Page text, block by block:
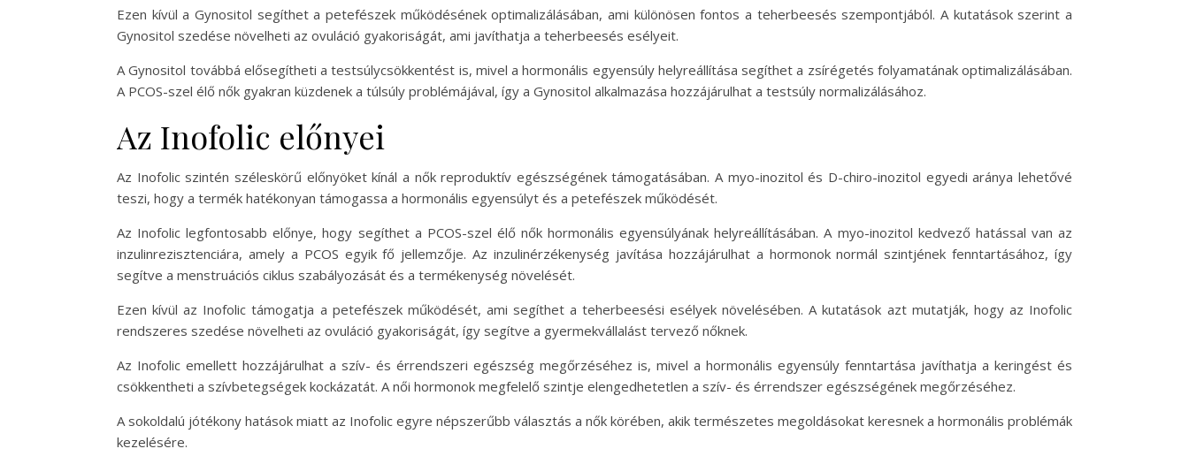
Ezen kívül a Gynositol segíthet a petefészek működésének optimalizálásában, ami különösen fontos a teherbeesés szempontjából. A kutatások szerint a
Gynositol szedése növelheti az ovuláció gyakoriságát, ami javíthatja a teherbeesés esélyeit.
A Gynositol továbbá elősegítheti a testsúlycsökkentést is, mivel a hormonális egyensúly helyreállítása segíthet a zsírégetés folyamatának optimalizálásában.
A PCOS-szel élő nők gyakran küzdenek a túlsúly problémájával, így a Gynositol alkalmazása hozzájárulhat a testsúly normalizálásához.
Az Inofolic előnyei
Az Inofolic szintén széleskörű előnyöket kínál a nők reproduktív egészségének támogatásában. A myo-inozitol és D-chiro-inozitol egyedi aránya lehetővé
teszi, hogy a termék hatékonyan támogassa a hormonális egyensúlyt és a petefészek működését.
Az Inofolic legfontosabb előnye, hogy segíthet a PCOS-szel élő nők hormonális egyensúlyának helyreállításában. A myo-inozitol kedvező hatással van az
inzulinrezisztenciára, amely a PCOS egyik fő jellemzője. Az inzulinérzékenység javítása hozzájárulhat a hormonok normál szintjének fenntartásához, így
segítve a menstruációs ciklus szabályozását és a termékenység növelését.
Ezen kívül az Inofolic támogatja a petefészek működését, ami segíthet a teherbeesési esélyek növelésében. A kutatások azt mutatják, hogy az Inofolic
rendszeres szedése növelheti az ovuláció gyakoriságát, így segítve a gyermekvállalást tervező nőknek.
Az Inofolic emellett hozzájárulhat a szív- és érrendszeri egészség megőrzéséhez is, mivel a hormonális egyensúly fenntartása javíthatja a keringést és
csökkentheti a szívbetegségek kockázatát. A női hormonok megfelelő szintje elengedhetetlen a szív- és érrendszer egészségének megőrzéséhez.
A sokoldalú jótékony hatások miatt az Inofolic egyre népszerűbb választás a nők körében, akik természetes megoldásokat keresnek a hormonális problémák
kezelésére.